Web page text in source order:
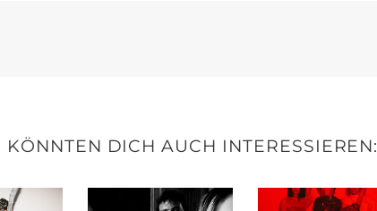
DICH AUCH INTERESSIEREN: